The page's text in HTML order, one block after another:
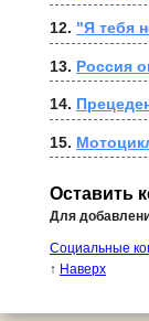
12. "Я тебя
13. Россия
14.
15.
Оставить
Для
Социальные
↑ Наверх